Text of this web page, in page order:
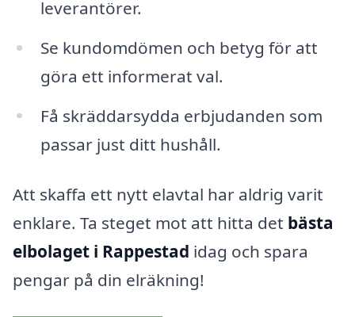
leverantörer.
Se kundomdömen och betyg för att
göra ett informerat val.
Få skräddarsydda erbjudanden som
passar just ditt hushåll.
Att skaffa ett nytt elavtal har aldrig varit
enklare. Ta steget mot att hitta det bästa
elbolaget i Rappestad idag och spara
pengar på din elräkning!